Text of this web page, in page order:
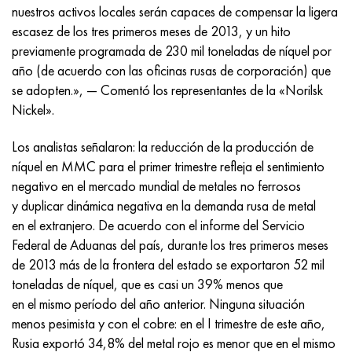
nuestros activos locales serán capaces de compensar la ligera
escasez de los tres primeros meses de 2013, y un hito
previamente programada de 230 mil toneladas de níquel por
año (de acuerdo con las oficinas rusas de corporación) que
se adopten.», — Comentó los representantes de la «Norilsk
Nickel».
Los analistas señalaron: la reducción de la producción de
níquel en MMC para el primer trimestre refleja el sentimiento
negativo en el mercado mundial de metales no ferrosos
y duplicar dinámica negativa en la demanda rusa de metal
en el extranjero. De acuerdo con el informe del Servicio
Federal de Aduanas del país, durante los tres primeros meses
de 2013 más de la frontera del estado se exportaron 52 mil
toneladas de níquel, que es casi un 39% menos que
en el mismo período del año anterior. Ninguna situación
menos pesimista y con el cobre: ​​en el I trimestre de este año,
Rusia exportó 34,8% del metal rojo es menor que en el mismo
Incotherm
incotest
Jette M152
maraging 250
René 41
Maraging 300
Maraging 350
MP35N
47ND
47НХР
49KF
Aleación 50N
Aleación 50NP
50NHS
Aleación 52N
52K12F
HN62VMYUT
HN62MVKYU
HN63MB
KhN65VMTYu
KhN67MVTYu
KhN68VKTYU
KhN68VMTYUK-vd
KhN70VMTYu
VT-35
PT-1M
PT-3V
2B
SPT-2 sv
A LAS 3
3M
TL3
1.4466 - AISI 310MoLn
Aleación Al6xn
15-7Ph® - 1.4532
1.4542 - 17-4Ph®
Custom 455® - 1.4543 - uns s45500
1.4545 - 15-5Ph®
1.4548 - 17-4Ph®
1.4550 - AISI 347
10X17H13M3T
10X18N18Yu4D
11X11N2V2MF
13X11N2V2MF
15x11mf
15х12vnmf
15Х12Н2MVFAB
15X16K5N2MVFAB
2,0872, CuNi10Fe1Mn, Cw352h
Bronce aluminio silicio
CW301G, C64200
C65500, CuAl11Fe3
C65620, CuSi3Fe2Zn3
C65100, CuSi1.5
Bronce estaño-plomo
c92200, CuSn6Zn4Pb2
latón rojo
C84400, CuSn2ZnPb
C83600, CuSn5ZnPb
45G2, 45g2, AISI 1144
Aleación de acero estructural
10g2, 10g2, AISI 1513
AC14, 11SMnPb30
20G, 20mn5
20XH3A, AISI 4320, 20hn3a
20HM, 24CrMo5, 20hm
25KhGM, 20CrMo5, 1.7264
Р6М5, 1.3343, hs6-5-2, sw7m
Р6М5К5, 1.3243, hs6-5-2-5
R6M5F3, 1.3344, hs6-5-3
R12F3, 1.3318, sw12
P18, 1,3355, hs18-0-1, sw18
Acero carbono
10,1.1645, C105W1
11G12, 110G13L, X120Mn12